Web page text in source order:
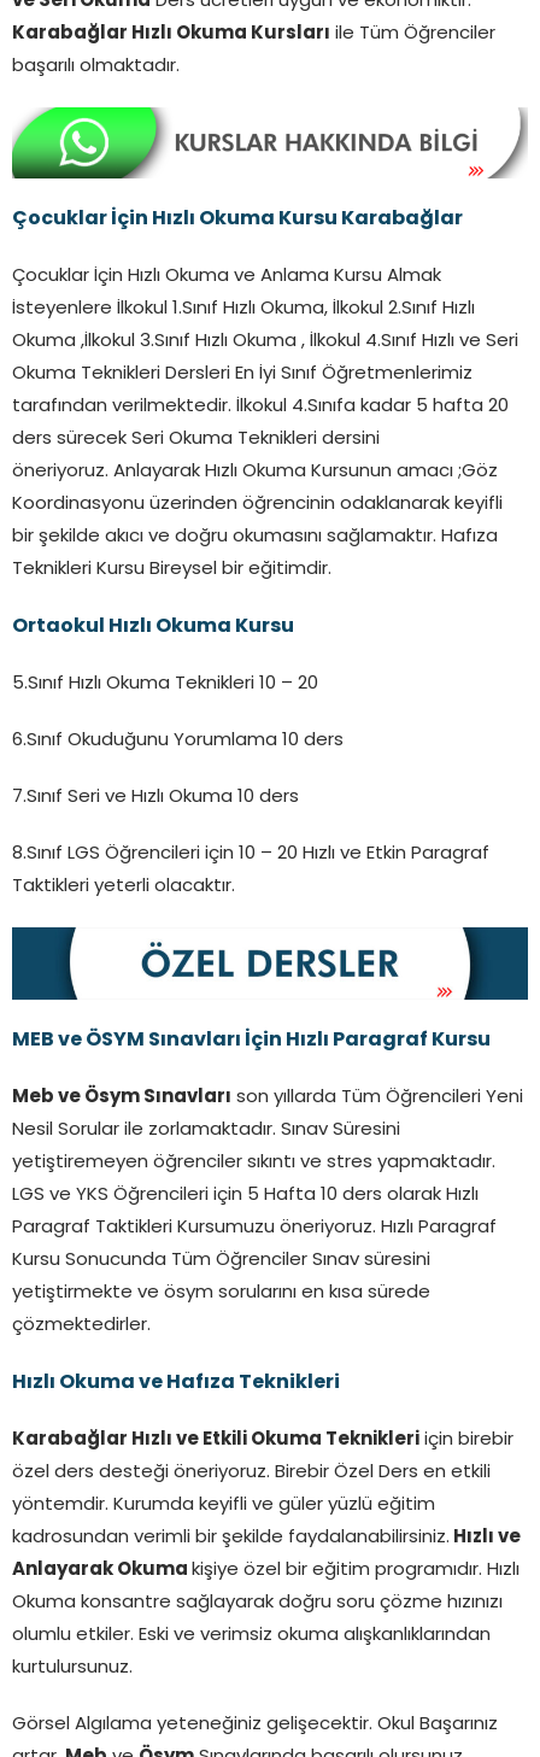
Karabağlar Hızlı Okuma Kursları
ile Tüm Öğrenciler
başarılı olmaktadır.
Çocuklar İçin Hızlı Okuma Kursu Karabağlar
Çocuklar İçin Hızlı Okuma ve Anlama Kursu Almak
İsteyenlere İlkokul 1.Sınıf Hızlı Okuma, İlkokul 2.Sınıf Hızlı
Okuma ,İlkokul 3.Sınıf Hızlı Okuma , İlkokul 4.Sınıf Hızlı ve Seri
Okuma Teknikleri Dersleri En İyi Sınıf Öğretmenlerimiz
tarafından verilmektedir. İlkokul 4.Sınıfa kadar 5 hafta 20
ders sürecek Seri Okuma Teknikleri dersini
öneriyoruz. Anlayarak Hızlı Okuma Kursunun amacı ;Göz
Koordinasyonu üzerinden öğrencinin odaklanarak keyifli
bir şekilde akıcı ve doğru okumasını sağlamaktır. Hafıza
Teknikleri Kursu Bireysel bir eğitimdir.
Ortaokul Hızlı Okuma Kursu
5.Sınıf Hızlı Okuma Teknikleri 10 – 20
6.Sınıf Okuduğunu Yorumlama 10 ders
7.Sınıf Seri ve Hızlı Okuma 10 ders
8.Sınıf LGS Öğrencileri için 10 – 20 Hızlı ve Etkin Paragraf
Taktikleri yeterli olacaktır.
MEB ve ÖSYM Sınavları İçin Hızlı Paragraf Kursu
Meb ve Ösym Sınavları
son yıllarda Tüm Öğrencileri Yeni
Nesil Sorular ile zorlamaktadır. Sınav Süresini
yetiştiremeyen öğrenciler sıkıntı ve stres yapmaktadır.
LGS ve YKS Öğrencileri için 5 Hafta 10 ders olarak Hızlı
Paragraf Taktikleri Kursumuzu öneriyoruz. Hızlı Paragraf
Kursu Sonucunda Tüm Öğrenciler Sınav süresini
yetiştirmekte ve ösym sorularını en kısa sürede
çözmektedirler.
Hızlı Okuma ve Hafıza Teknikleri
Karabağlar Hızlı ve Etkili Okuma Teknikleri için birebir
özel ders desteği öneriyoruz. Birebir Özel Ders en etkili
yöntemdir. Kurumda keyifli ve güler yüzlü eğitim
kadrosundan verimli bir şekilde faydalanabilirsiniz. Hızlı ve
Anlayarak Okuma kişiye özel bir eğitim programıdır. Hızlı
Okuma konsantre sağlayarak doğru soru çözme hızınızı
olumlu etkiler. Eski ve verimsiz okuma alışkanlıklarından
kurtulursunuz.
Görsel Algılama yeteneğiniz gelişecektir. Okul Başarınız